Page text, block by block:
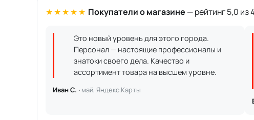
★★★★★ Покупатели о магазине — рейтинг 5,0 из
Это новый уровень для этого города.
Персонал — настоящие профессионалы и
знатоки своего дела. Качество и
ассортимент товара на высшем уровне.
Иван С. · май, Яндекс.Карты